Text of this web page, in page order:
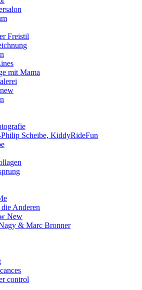
Freistil
mit Mama
Scheibe, KiddyRideFun
Anderen
New
& Marc Bronner
control